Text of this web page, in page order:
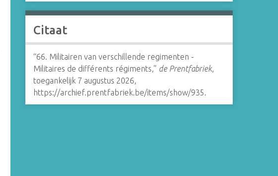
Citaat
“66. Militairen van verschillende regimenten -
Militaires de différents régiments,” de Prentfabriek,
toegankelijk 7 augustus 2026,
https://archief.prentfabriek.be/items/show/935.